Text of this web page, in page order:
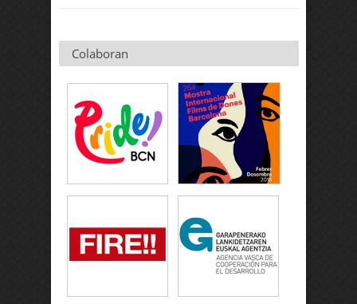
Colaboran